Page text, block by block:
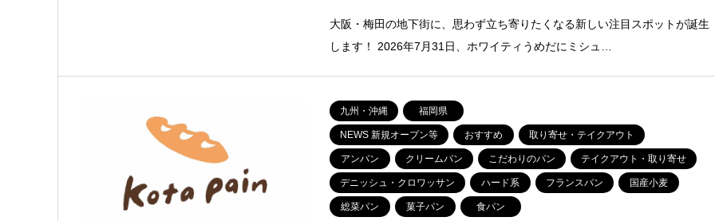
大阪・梅田の地下街に、思わず立ち寄りたくなる新しい注目スポットが誕生
します！ 2026年7月31日、ホワイティうめだにミシュ…
九州・沖縄 福岡県
NEWS 新規オープン等 おすすめ 取り寄せ・テイクアウト
アンパン クリームパン こだわりのパン テイクアウト・取り寄せ
デニッシュ・クロワッサン ハード系 フランスパン 国産小麦
総菜パン 菓子パン 食パン